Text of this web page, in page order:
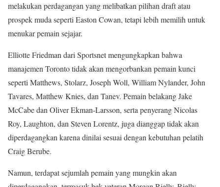
melakukan perdagangan yang melibatkan pilihan draft atau
prospek muda seperti Easton Cowan, tetapi lebih memilih untuk
menukar pemain sejajar.
Elliotte Friedman dari Sportsnet mengungkapkan bahwa
manajemen Toronto tidak akan mengorbankan pemain kunci
seperti Matthews, Stolarz, Joseph Woll, William Nylander, John
Tavares, Matthew Knies, dan Tanev. Pemain belakang Jake
McCabe dan Oliver Ekman-Larsson, serta penyerang Nicolas
Roy, Laughton, dan Steven Lorentz, juga dianggap tidak akan
diperdagangkan karena dinilai sesuai dengan kebutuhan pelatih
Craig Berube.
Namun, terdapat sejumlah pemain yang mungkin akan